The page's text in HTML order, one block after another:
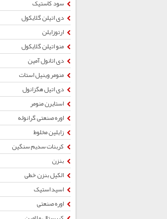
سود کاستیک
دی اتیلن گلایکول
ارتوزایلن
منو اتیلن گلایکول
دی اتانول آمین
منومر وینیل استات
دی اتیل هگزانول
استایرن منومر
اوره صنعتی گرانوله
زایلین مخلوط
کربنات سدیم سنگین
بنزن
الکیل بنزن خطی
اسید استیک
اوره صنعتی